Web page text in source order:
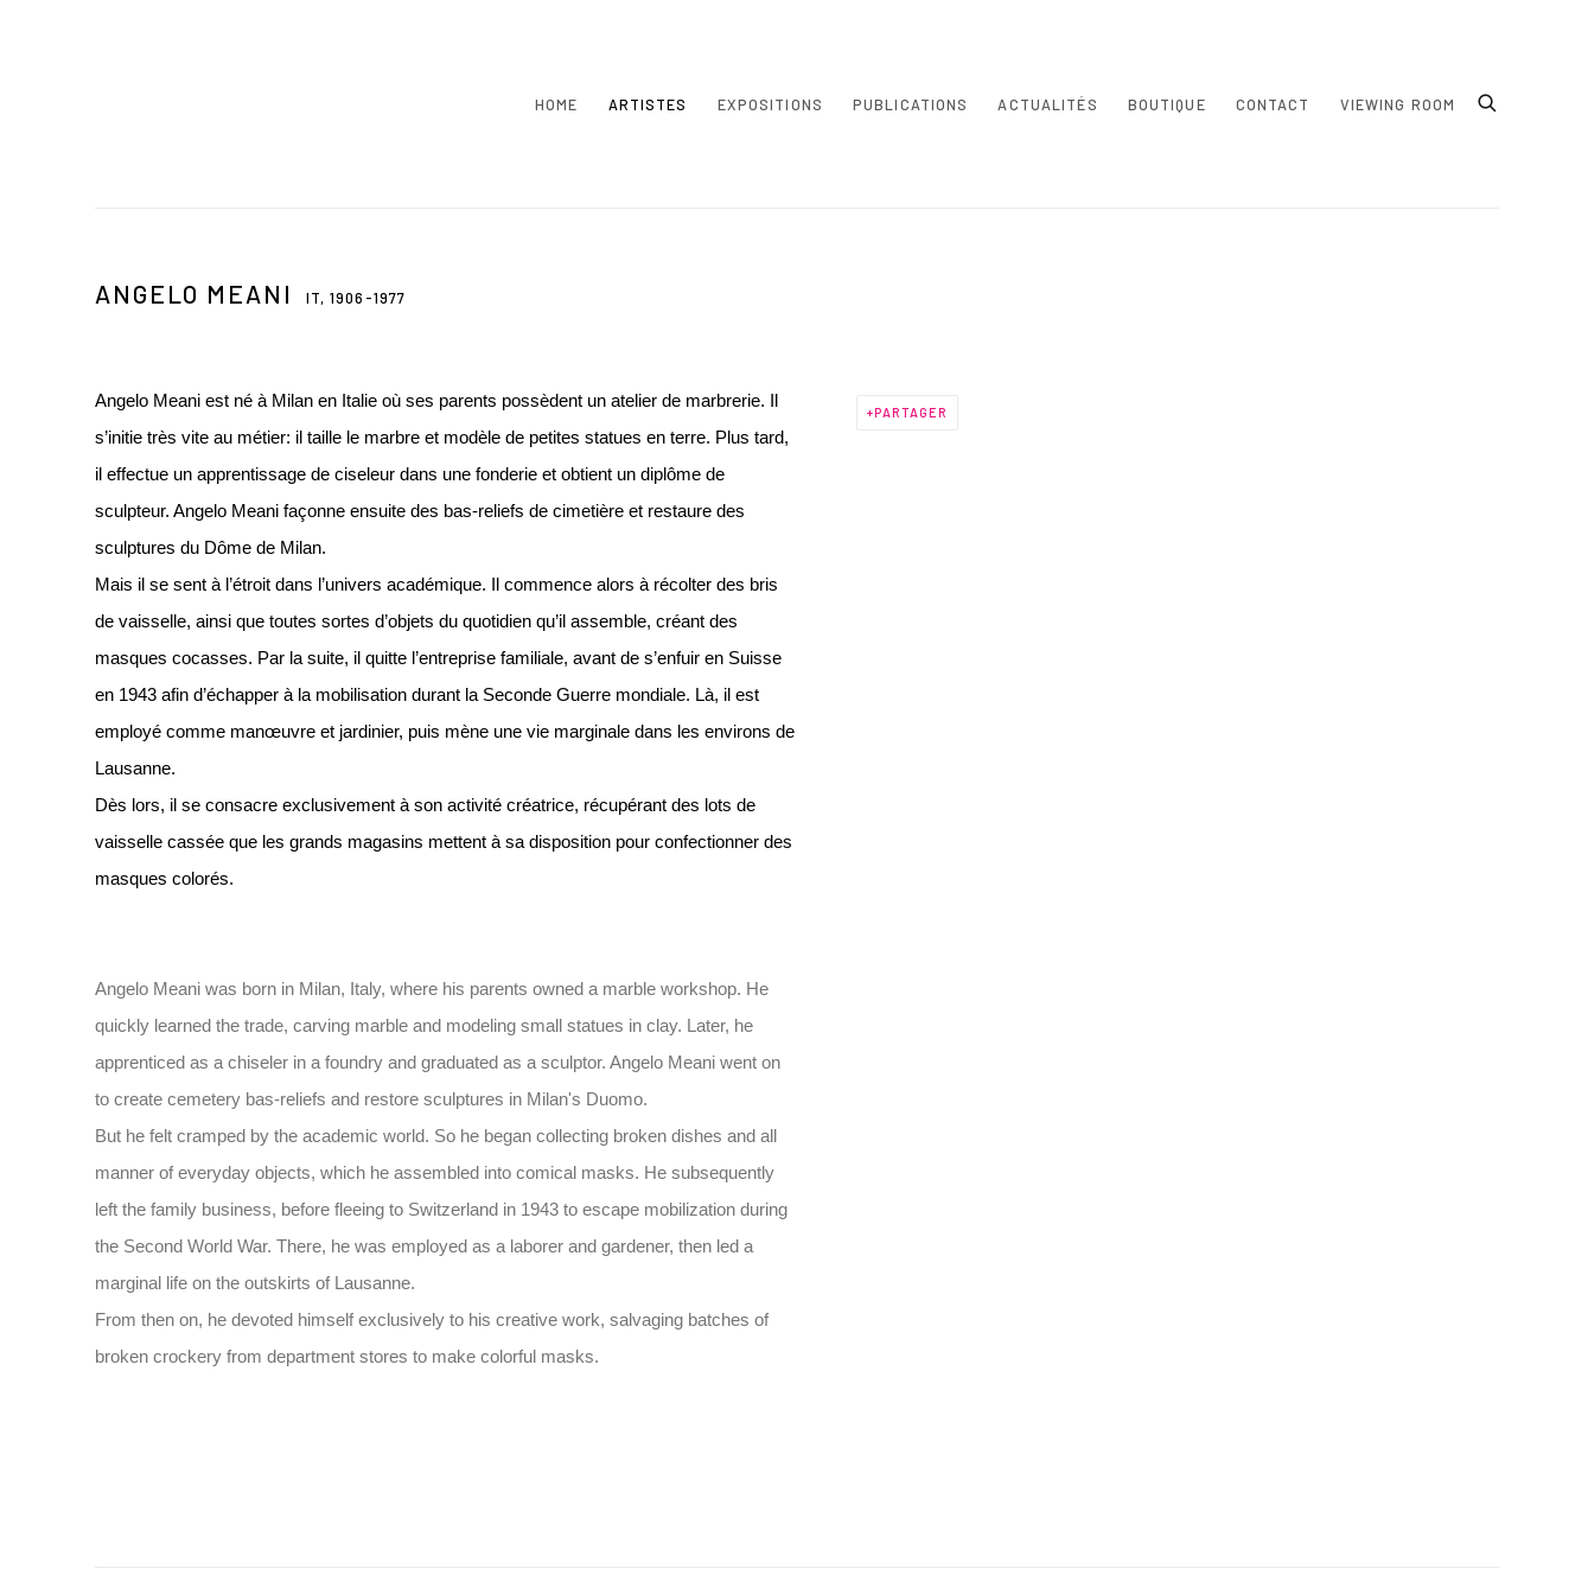
HOME ARTISTES EXPOSITIONS PUBLICATIONS ACTUALITÉS BOUTIQUE CONTACT VIEWING ROOM
ANGELO MEANI IT,1906-1977
PARTAGER
Angelo Meani est né à Milan en Italie où ses parents possèdent un atelier de marbrerie. Il
s’initie très vite au métier: il taille le marbre et modèle de petites statues en terre. Plus tard,
il effectue un apprentissage de ciseleur dans une fonderie et obtient un diplôme de
sculpteur. Angelo Meani façonne ensuite des bas-reliefs de cimetière et restaure des
sculptures du Dôme de Milan.
Mais il se sent à l’étroit dans l’univers académique. Il commence alors à récolter des bris
de vaisselle, ainsi que toutes sortes d’objets du quotidien qu’il assemble, créant des
masques cocasses. Par la suite, il quitte l’entreprise familiale, avant de s’enfuir en Suisse
en 1943 afin d’échapper à la mobilisation durant la Seconde Guerre mondiale. Là, il est
employé comme manœuvre et jardinier, puis mène une vie marginale dans les environs de
Lausanne.
Dès lors, il se consacre exclusivement à son activité créatrice, récupérant des lots de
vaisselle cassée que les grands magasins mettent à sa disposition pour confectionner des
masques colorés.
Angelo Meani was born in Milan, Italy, where his parents owned a marble workshop. He
quickly learned the trade, carving marble and modeling small statues in clay. Later, he
apprenticed as a chiseler in a foundry and graduated as a sculptor. Angelo Meani went on
to create cemetery bas-reliefs and restore sculptures in Milan's Duomo.
But he felt cramped by the academic world. So he began collecting broken dishes and all
manner of everyday objects, which he assembled into comical masks. He subsequently
left the family business, before fleeing to Switzerland in 1943 to escape mobilization during
the Second World War. There, he was employed as a laborer and gardener, then led a
marginal life on the outskirts of Lausanne.
From then on, he devoted himself exclusively to his creative work, salvaging batches of
broken crockery from department stores to make colorful masks.